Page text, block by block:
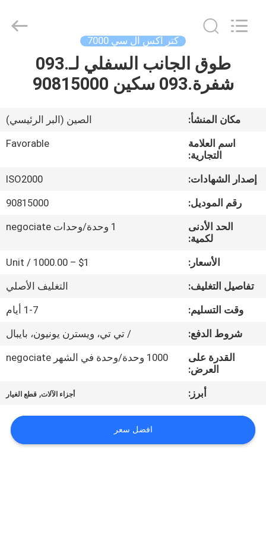
الصفحة
الرئيسية
منتجات
معلومات
عنا
جولة
المعمل
مراقبة
الجودة
اتصل
أخبار
اطلب
EQUIPMENT
CO.,LTD.
كتر اكس ال سي 7000
طوق الجانب السفلي لـ.093
شفرة.093 سكين 90815000
مكان المنشأ:
الصين (البر الرئيسي)
اسم العلامة
التجارية:
Favorable
إصدار الشهادات:
ISO2000
رقم الموديل:
90815000
الحد الأدنى
لكمية:
1 وحدة/وحدات negociate
الأسعار:
$1 – 1000.00 / Unit
تفاصيل التغليف:
التغليف الأصلي
وقت التسليم:
1-7 أيام
شروط الدفع:
/ تي تي، ويسترن يونيون، بايبال
القدرة على
العرض:
1000 وحدة/وحدة في الشهر negociate
أبرز: أجزاء الآلات, قطع الغيار
افضل سعر